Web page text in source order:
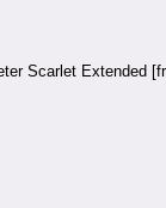
Scarlet